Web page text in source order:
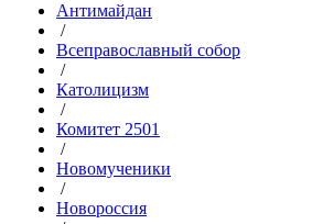
Антимайдан
/
Всеправославный собор
/
Католицизм
/
Комитет 2501
/
Новомученики
/
Новороссия